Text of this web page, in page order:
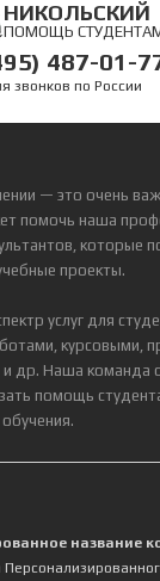
НИКОЛЬСКИЙ
ПОМОЩЬ
487-01-
звонков по России
— это очень
помочь наша
которые
проекты.
услуг для
курсовыми,
и др. Наша команда
помощь
название